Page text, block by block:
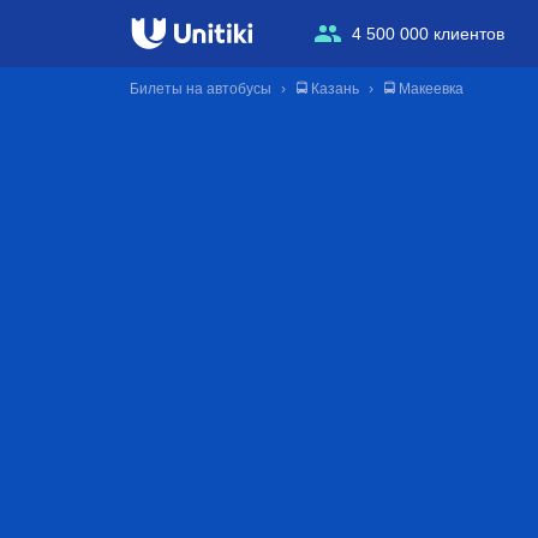
4 500 000 клиентов
Билеты на автобусы 🚍 Казань 🚍 Макеевка